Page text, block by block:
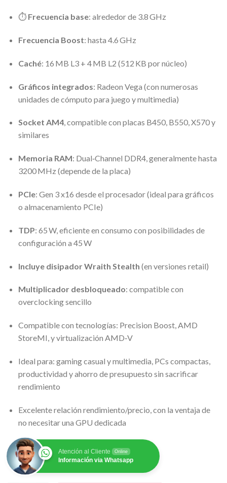
⏱ Frecuencia base: alrededor de 3.8 GHz
Frecuencia Boost: hasta 4.6 GHz
Caché: 16 MB L3 + 4 MB L2 (512 KB por núcleo)
Gráficos integrados: Radeon Vega (con numerosas
unidades de cómputo para juego y multimedia)
Socket AM4, compatible con placas B450, B550, X570 y
similares
Memoria RAM: Dual‑Channel DDR4, generalmente hasta
3200 MHz (depende de la placa)
PCIe: Gen 3 x16 desde el procesador (ideal para gráficos
o almacenamiento PCIe)
TDP: 65 W, eficiente en consumo con posibilidades de
configuración a 45 W
Incluye disipador Wraith Stealth (en versiones retail)
Multiplicador desbloqueado: compatible con
overclocking sencillo
Compatible con tecnologías: Precision Boost, AMD
StoreMI, y virtualización AMD‑V
Ideal para: gaming casual y multimedia, PCs compactas,
productividad y ahorro de presupuesto sin sacrificar
rendimiento
Excelente relación rendimiento/precio, con la ventaja de
no necesitar una GPU dedicada
Atención al Cliente Online
Información via Whatsapp